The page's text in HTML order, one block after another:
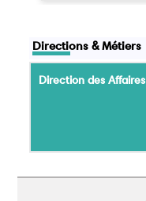
Directions & Métiers
Direction des